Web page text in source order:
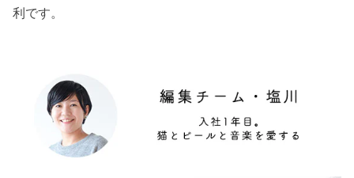
利です。